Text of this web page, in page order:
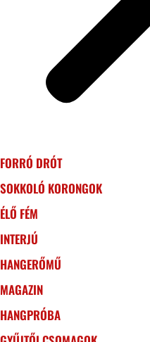
FORRÓ DRÓT
SOKKOLÓ KORONGOK
ÉLŐ FÉM
INTERJÚ
HANGERŐMŰ
MAGAZIN
HANGPRÓBA